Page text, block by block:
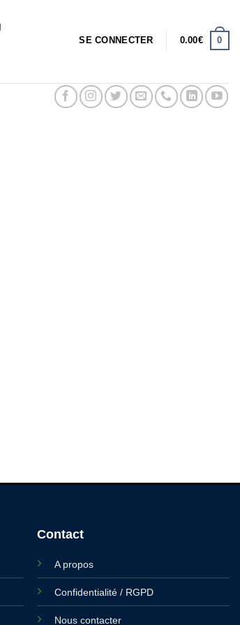
SE CONNECTER 0.00€ 0
Contact
A propos
Confidentialité / RGPD
Nous contacter